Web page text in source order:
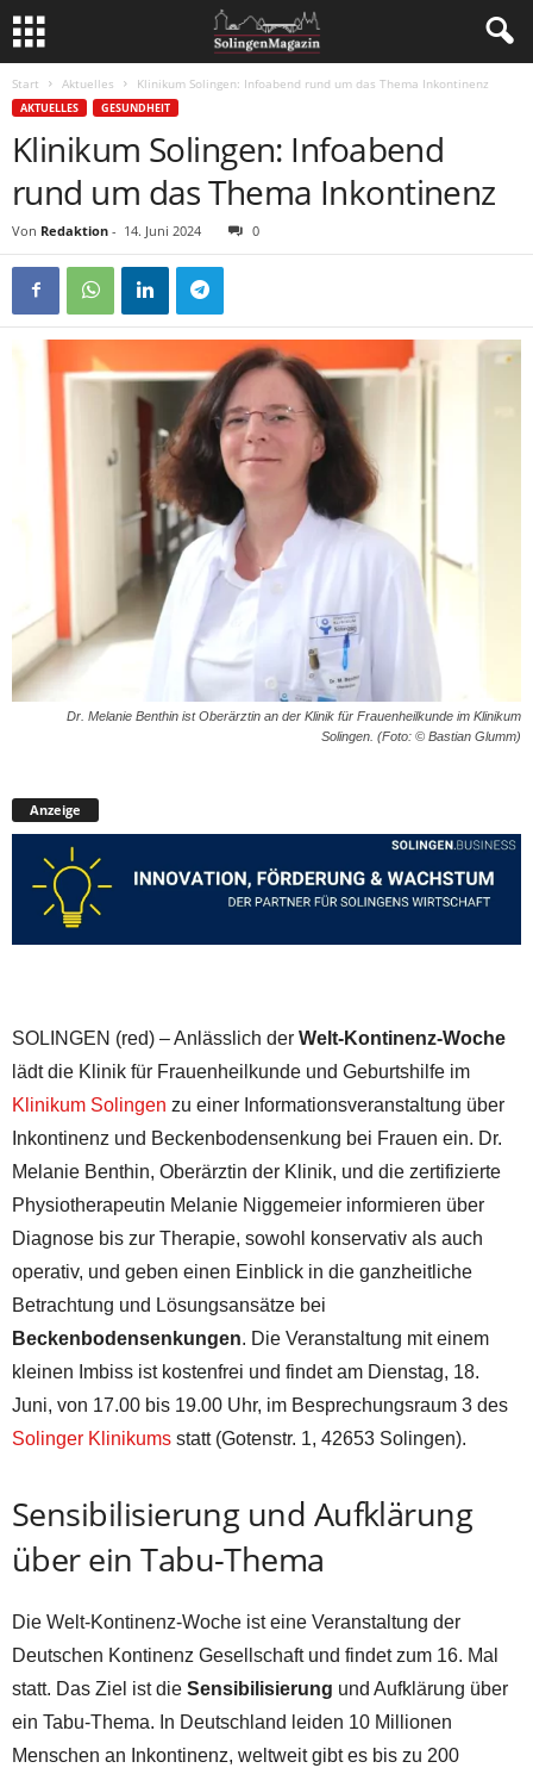
Start Aktuelles Klinikum Solingen: Infoabend rund um das Thema Inkontinenz
AKTUELLES GESUNDHEIT
Klinikum Solingen: Infoabend
rund um das Thema Inkontinenz
Von Redaktion - 14. Juni 2024 0
Dr. Melanie Benthin ist Oberärztin an der Klinik für Frauenheilkunde im Klinikum
Solingen. (Foto: © Bastian Glumm)
Anzeige
SOLINGEN (red) – Anlässlich der Welt-Kontinenz-Woche
lädt die Klinik für Frauenheilkunde und Geburtshilfe im
Klinikum Solingen zu einer Informationsveranstaltung über
Inkontinenz und Beckenbodensenkung bei Frauen ein. Dr.
Melanie Benthin, Oberärztin der Klinik, und die zertifizierte
Physiotherapeutin Melanie Niggemeier informieren über
Diagnose bis zur Therapie, sowohl konservativ als auch
operativ, und geben einen Einblick in die ganzheitliche
Betrachtung und Lösungsansätze bei
Beckenbodensenkungen. Die Veranstaltung mit einem
kleinen Imbiss ist kostenfrei und findet am Dienstag, 18.
Juni, von 17.00 bis 19.00 Uhr, im Besprechungsraum 3 des
Solinger Klinikums statt (Gotenstr. 1, 42653 Solingen).
Sensibilisierung und Aufklärung
über ein Tabu-Thema
Die Welt-Kontinenz-Woche ist eine Veranstaltung der
Deutschen Kontinenz Gesellschaft und findet zum 16. Mal
statt. Das Ziel ist die Sensibilisierung und Aufklärung über
ein Tabu-Thema. In Deutschland leiden 10 Millionen
Menschen an Inkontinenz, weltweit gibt es bis zu 200